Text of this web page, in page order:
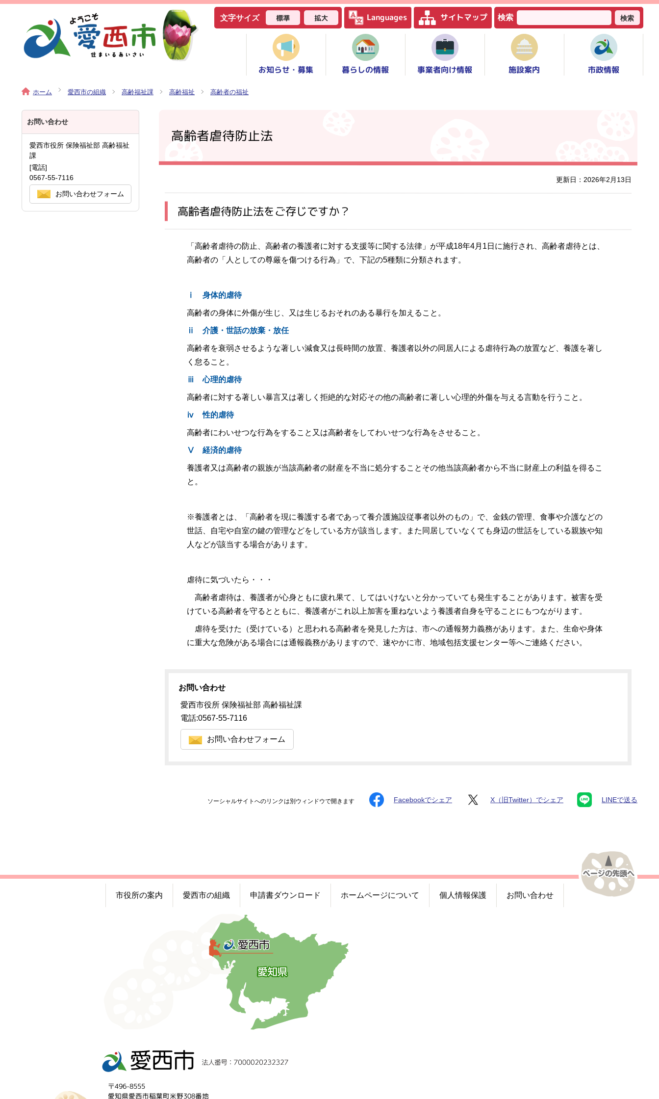
文字サイズ 標準 拡大 Languages サイトマップ 検索 検索
お知らせ・募集 暮らしの情報 事業者向け情報 施設案内 市政情報
ホーム 愛西市の組織 高齢福祉課 高齢福祉 高齢者の福祉
高齢者虐待防止法
更新日：2026年2月13日
高齢者虐待防止法をご存じですか？
「高齢者虐待の防止、高齢者の養護者に対する支援等に関する法律」が平成18年4月1日に施行され、高齢者虐待とは、
高齢者の「人としての尊厳を傷つける行為」で、下記の5種類に分類されます。
ⅰ 身体的虐待
高齢者の身体に外傷が生じ、又は生じるおそれのある暴行を加えること。
ⅱ 介護・世話の放棄・放任
高齢者を衰弱させるような著しい減食又は長時間の放置、養護者以外の同居人による虐待行為の放置など、養護を著し
く怠ること。
ⅲ 心理的虐待
高齢者に対する著しい暴言又は著しく拒絶的な対応その他の高齢者に著しい心理的外傷を与える言動を行うこと。
ⅳ 性的虐待
高齢者にわいせつな行為をすること又は高齢者をしてわいせつな行為をさせること。
Ⅴ 経済的虐待
養護者又は高齢者の親族が当該高齢者の財産を不当に処分することその他当該高齢者から不当に財産上の利益を得るこ
と。
※養護者とは、「高齢者を現に養護する者であって養介護施設従事者以外のもの」で、金銭の管理、食事や介護などの
世話、自宅や自室の鍵の管理などをしている方が該当します。また同居していなくても身辺の世話をしている親族や知
人などが該当する場合があります。
虐待に気づいたら・・・
高齢者虐待は、養護者が心身ともに疲れ果て、してはいけないと分かっていても発生することがあります。被害を受
けている高齢者を守るとともに、養護者がこれ以上加害を重ねないよう養護者自身を守ることにもつながります。
虐待を受けた（受けている）と思われる高齢者を発見した方は、市への通報努力義務があります。また、生命や身体
に重大な危険がある場合には通報義務がありますので、速やかに市、地域包括支援センター等へご連絡ください。
お問い合わせ
愛西市役所 保険福祉部 高齢福祉課
電話:0567-55-7116
お問い合わせフォーム
お問い合わせ
愛西市役所 保険福祉部 高齢福祉
課
[電話]
0567-55-7116
お問い合わせフォーム
ソーシャルサイトへのリンクは別ウィンドウで開きます Facebookでシェア X（旧Twitter）でシェア LINEで送る
市役所の案内 愛西市の組織 申請書ダウンロード ホームページについて 個人情報保護 お問い合わせ
〒496-8555
愛知県愛西市稲葉町米野308番地